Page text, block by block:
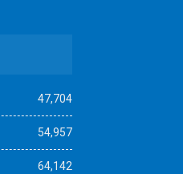
47,704
54,957
64,142